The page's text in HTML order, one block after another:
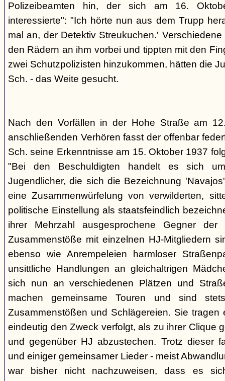
Polizeibeamten hin, der sich am 16.
interessierte": "Ich hörte nun aus dem Trupp
mal an, der Detektiv Streukuchen.'
den Rädern an ihm vorbei und tippten mit den
zwei Schutzpolizisten hinzukommen, hätten die
Sch. - das Weite gesucht.
Nach den Vorfällen in der Hohe Straße am
anschließenden Verhören fasst der offenbar
Sch. seine Erkenntnisse am 15. Oktober 1937
"Bei den Beschuldigten handelt es sich
Jugendlicher, die sich die Bezeichnung
eine Zusammenwürfelung von verwilderten,
politische Einstellung als staatsfeindlich
ihrer Mehrzahl ausgesprochene Gegner
Zusammenstöße mit einzelnen HJ-Mitgliedern
ebenso wie Anrempeleien harmloser
unsittliche Handlungen an gleichaltrigen
sich nun an verschiedenen Plätzen und
machen gemeinsame Touren und sind
Zusammenstößen und Schlägereien. Sie tragen
eindeutig den Zweck verfolgt, als zu ihrer Clique
und gegenüber HJ abzustechen. Trotz dieser
und einiger gemeinsamer Lieder - meist
war bisher nicht nachzuweisen, dass es